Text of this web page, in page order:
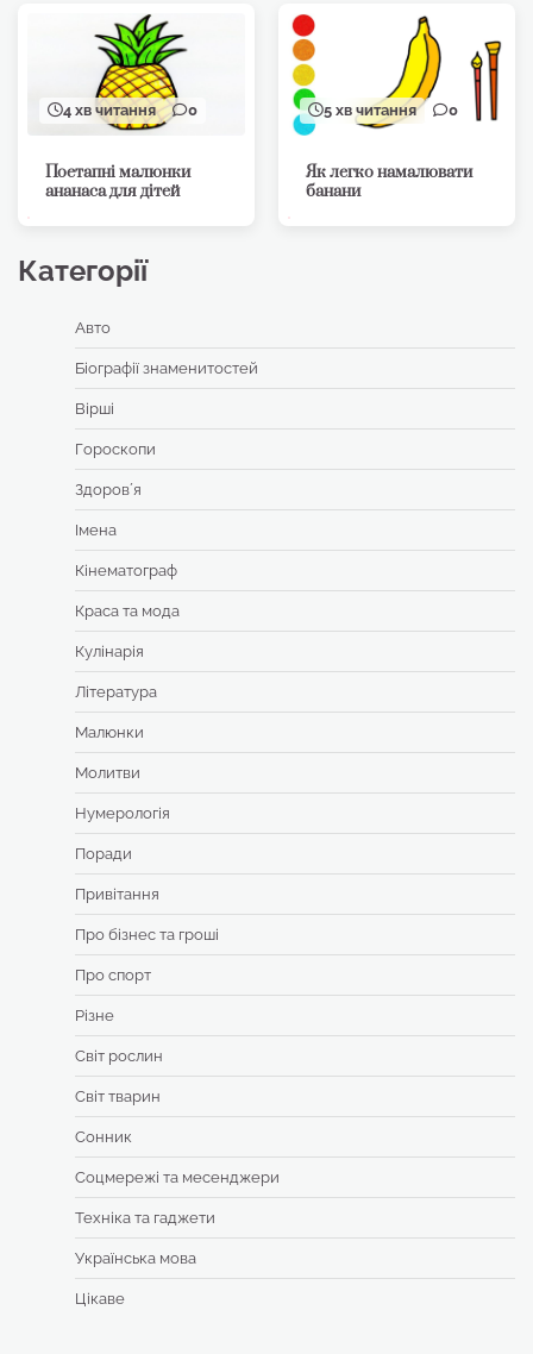
4 хв читання 0
Поетапні малюнки
ананаса для дітей
5 хв читання 0
Як легко намалювати
банани
Категорії
Авто
Біографії знаменитостей
Вірші
Гороскопи
Здоровʼя
Імена
Кінематограф
Краса та мода
Кулінарія
Література
Малюнки
Молитви
Нумерологія
Поради
Привітання
Про бізнес та гроші
Про спорт
Різне
Світ рослин
Світ тварин
Сонник
Соцмережі та месенджери
Техніка та гаджети
Українська мова
Цікаве